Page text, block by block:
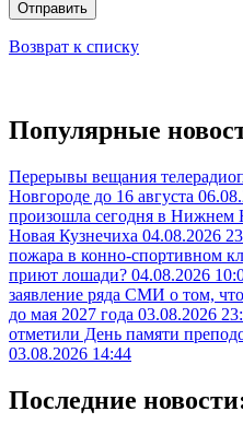
Отправить
Возврат к списку
Популярные
Перерывы вещания
Новгороде до 16 августа
произошла сегодня в Нижнем
Новая Кузнечиха 04.08.2026
пожара в конно-спортивном
приют лошади? 04.08.2026
заявление ряда СМИ о том, что
до мая 2027 года 03.08.2026
отметили День памяти
03.08.2026 14:44
Последние